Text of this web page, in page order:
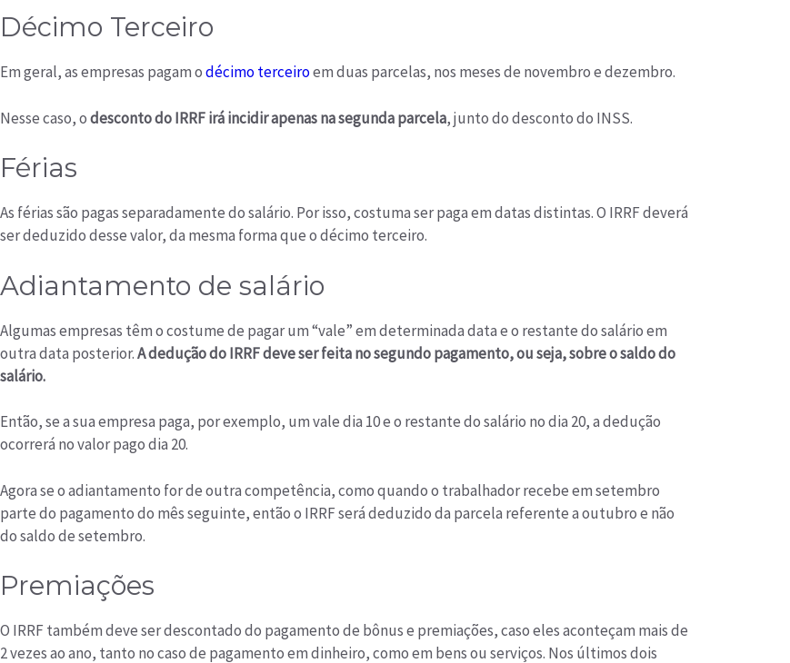
Décimo Terceiro
Em geral, as empresas pagam odécimo terceiroem duas parcelas, nos meses de novembro e dezembro.
Nesse caso, odesconto do IRRF irá incidir apenas na segunda parcela, junto do desconto do INSS.
Férias
As férias são pagas separadamente do salário. Por isso, costuma ser paga em datas distintas. O IRRF deverá
ser deduzido desse valor, da mesma forma que o décimo terceiro.
Adiantamento de salário
Algumas empresas têm o costume de pagar um “vale” em determinada data e o restante do salário em
outra data posterior.A dedução do IRRF deve ser feita no segundo pagamento, ou seja, sobre o saldo do
salário.
Então, se a sua empresa paga, por exemplo, um vale dia 10 e o restante do salário no dia 20, a dedução
ocorrerá no valor pago dia 20.
Agora se o adiantamento for de outra competência, como quando o trabalhador recebe em setembro
parte do pagamento do mês seguinte, então o IRRF será deduzido da parcela referente a outubro e não
do saldo de setembro.
Premiações
O IRRF também deve ser descontado do pagamento de bônus e premiações, caso eles aconteçam mais de
2 vezes ao ano, tanto no caso de pagamento em dinheiro, como em bens ou serviços. Nos últimos dois